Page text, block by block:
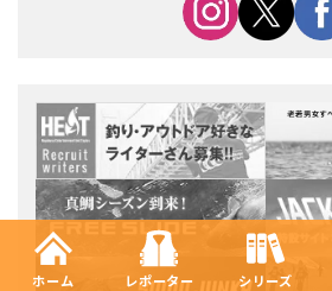
ホーム レポーター シリーズ